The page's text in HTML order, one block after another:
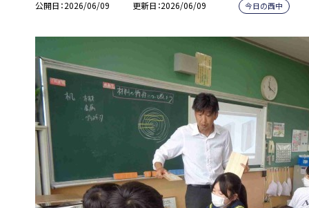
公開日 2026/06/09 更新日 2026/06/09 今日の西中